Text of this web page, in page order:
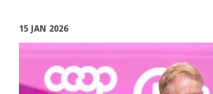
15 JAN 2026